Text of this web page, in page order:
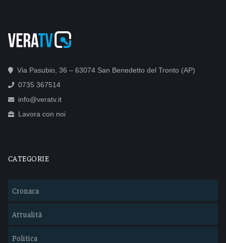
Via Pasubio, 36 – 63074 San Benedetto del Tronto (AP)
0735 367514
info@veratv.it
Lavora con noi
CATEGORIE
Cronaca
Attualità
Politica